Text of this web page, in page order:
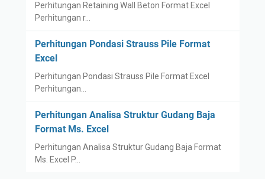
Perhitungan Retaining Wall Beton Format Excel
Perhitungan r…
Perhitungan Pondasi Strauss Pile Format
Excel
Perhitungan Pondasi Strauss Pile Format Excel
Perhitungan…
Perhitungan Analisa Struktur Gudang Baja
Format Ms. Excel
Perhitungan Analisa Struktur Gudang Baja Format
Ms. Excel P…